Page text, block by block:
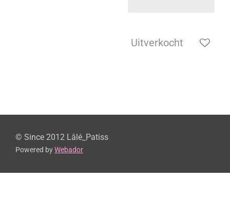
Uitverkocht
© Since 2012 Lâlé_Patiss
Powered byWebador